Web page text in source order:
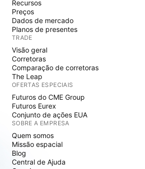
Recursos
Preços
Dados de mercado
Planos de presentes
TRADE
Visão geral
Corretoras
Comparação de corretoras
The Leap
OFERTAS ESPECIAIS
Futuros do CME Group
Futuros Eurex
Conjunto de ações EUA
SOBRE A EMPRESA
Quem somos
Missão espacial
Blog
Central de Ajuda